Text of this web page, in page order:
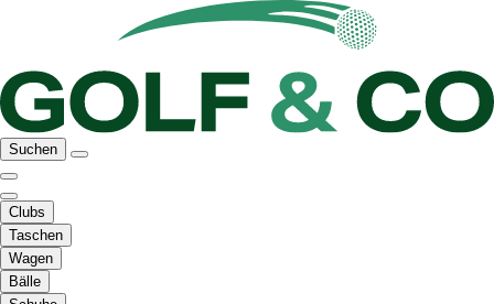
Suchen
Clubs
Taschen
Wagen
Bälle